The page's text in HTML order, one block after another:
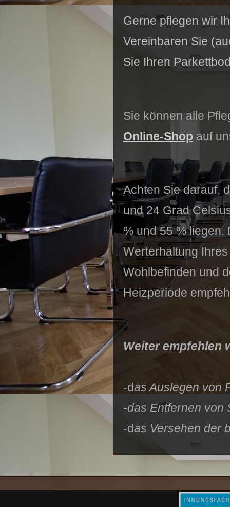
Gerne pflegen wir
Vereinbaren Sie
Sie Ihren
Sie können alle
Online-Shop auf
Achten Sie darauf,
und 24 Grad
% und 55 % liegen.
Werterhaltung
Wohlbefinden und
Heizperiode
Weiter empfehlen
-das Auslegen von
-das Entfernen von
-das Versehen der